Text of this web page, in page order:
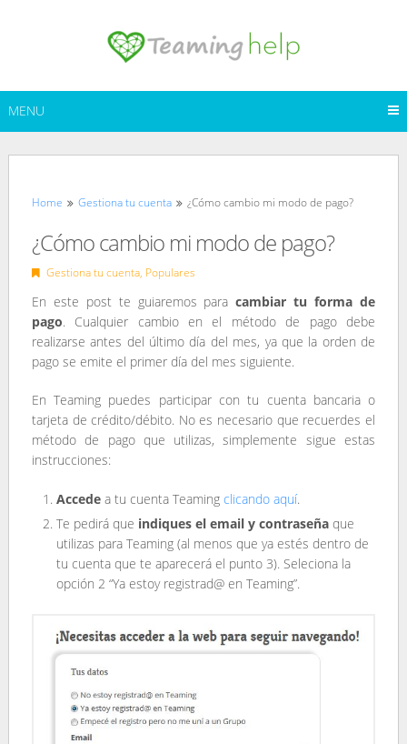
MENU
Home Gestiona tu cuenta ¿Cómo cambio mi modo de pago?
¿Cómo cambio mi modo de pago?
Gestiona tu cuenta, Populares
En este post te guiaremos paracambiar tu forma de
pago. Cualquier cambio en el método de pago debe
realizarse antes del último día del mes, ya que la orden de
pago se emite el primer día del mes siguiente.
En Teaming puedes participar con tu cuenta bancaria o
tarjeta de crédito/débito. No es necesario que recuerdes el
método de pago que utilizas, simplemente sigue estas
instrucciones:
Accedea tu cuenta Teaming clicando aquí.
Te pedirá que indiques el email y contraseñaque
utilizas para Teaming (al menos que ya estés dentro de
tu cuenta que te aparecerá el punto 3). Seleciona la
opción 2 “Ya estoy registrad@ en Teaming”.